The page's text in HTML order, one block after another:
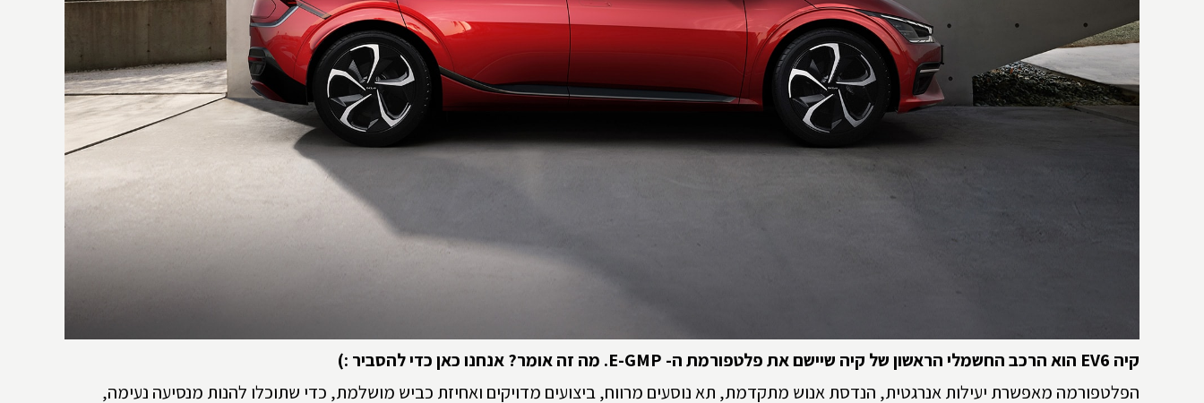
קיה EV6 הוא הרכב החשמלי הראשון של קיה שיישם את פלטפורמת ה- E-GMP. מה זה אומר? אנחנו כאן כדי להסביר :)
הפלטפורמה מאפשרת יעילות אנרגטית, הנדסת אנוש מתקדמת, תא נוסעים מרווח, ביצועים מדויקים ואחיזת כביש מושלמת, כדי שתוכלו להנות מנסיעה נעימה,